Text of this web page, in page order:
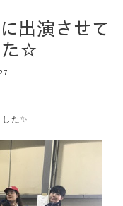
出演させて
た☆
た✨